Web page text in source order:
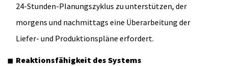
24-Stunden-Planungszyklus zu unterstützen, der
morgens und nachmittags eine Überarbeitung der
Liefer- und Produktionspläne erfordert.
Reaktionsfähigkeit des Systems